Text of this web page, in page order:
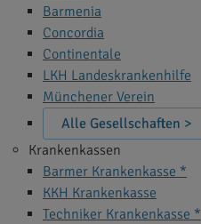
Barmenia
Concordia
Continentale
LKH Landeskrankenhilfe
Münchener Verein
Alle Gesellschaften >
Krankenkassen
Barmer Krankenkasse *
KKH Krankenkasse
Techniker Krankenkasse *